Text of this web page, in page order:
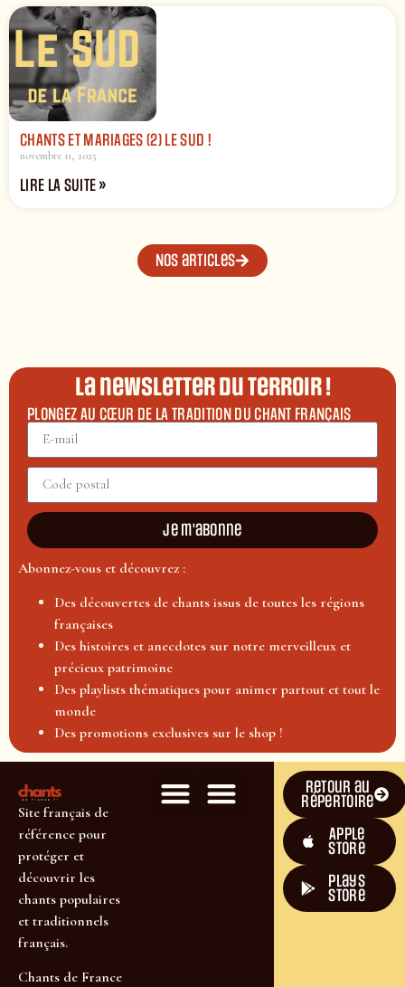
CHANTS ET MARIAGES (2) LE SUD !
novembre 11, 2025
LIRE LA SUITE »
Nos articles
La newsletter du terroir !
PLONGEZ AU CŒUR DE LA TRADITION DU CHANT FRANÇAIS
Je m'abonne
Abonnez-vous et découvrez :
Des découvertes de chants issus de toutes les régions
françaises
Des histoires et anecdotes sur notre merveilleux et
précieux patrimoine
Des playlists thématiques pour animer partout et tout le
monde
Des promotions exclusives sur le shop !
Site français de
référence pour
protéger et
découvrir les
chants populaires
et traditionnels
français.
Chants de France
Retour au
répertoire
Apple
Store
plays
store